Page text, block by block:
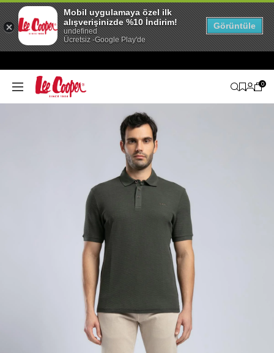
0
Mobil uygulamaya özel ilk
alışverişinizde %10 İndirim!
undefined
Ücretsiz -Google Play'de
Görüntüle